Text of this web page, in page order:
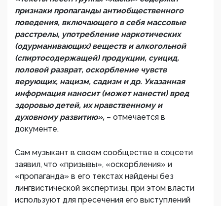
признаки пропаганды антиобщественного
поведения, включающего в себя массовые
расстрелы, употребление наркотических
(одурманивающих) веществ и алкогольной
(спиртосодержащей) продукции, суицид,
половой разврат, оскорбление чувств
верующих, нацизм, садизм и др. Указанная
информация наносит (может нанести) вред
здоровью детей, их нравственному и
духовному развитию», – отмечается в
документе.
Сам музыкант в своем сообществе в соцсети
заявил, что «призывы», «оскорбления» и
«пропаганда» в его текстах найдены без
лингвистической экспертизы, при этом власти
используют для пресечения его выступлений